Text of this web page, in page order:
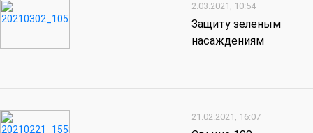
2.03.2021, 10:54
Защиту зеленым
насаждениям
21.02.2021, 16:07